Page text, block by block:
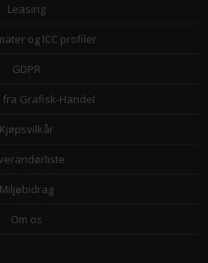
Leasing
og ICC profiler
GDPR
fra Grafisk-Handel
Kjøpsvilkår
Miljøbidrag
Om os